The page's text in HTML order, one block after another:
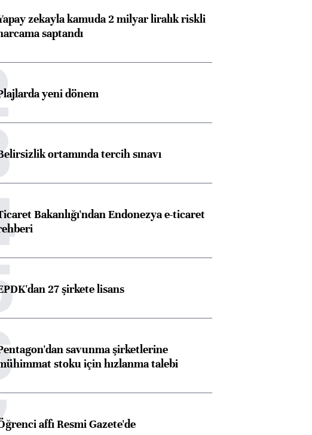
zekayla kamuda 2 milyar liralık riskli
saptandı
yeni dönem
ortamında tercih sınavı
Bakanlığı'ndan Endonezya e-ticaret
27 şirkete lisans
savunma şirketlerine
stoku için hızlanma talebi
affı Resmi Gazete'de